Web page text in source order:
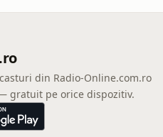
din Radio-Online.com.ro
gratuit pe orice dispozitiv.